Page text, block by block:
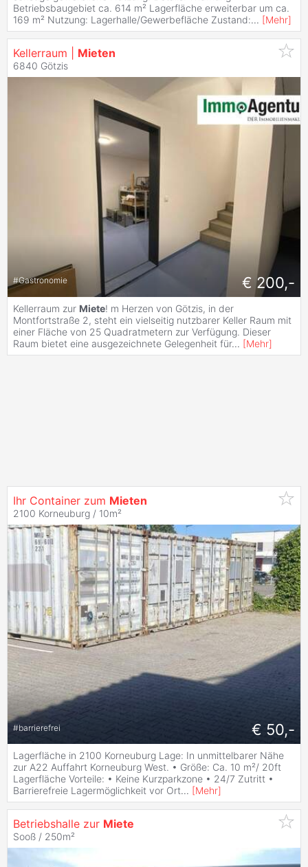
Betriebsbaugebiet ca. 614 m² Lagerfläche erweiterbar um ca.
169 m² Nutzung: Lagerhalle/Gewerbefläche Zustand:... [Mehr]
Kellerraum | Mieten
6840 Götzis
#Gastronomie € 200,-
Kellerraum zur Miete! m Herzen von Götzis, in der
Montfortstraße 2, steht ein vielseitig nutzbarer Keller Raum mit
einer Fläche von 25 Quadratmetern zur Verfügung. Dieser
Raum bietet eine ausgezeichnete Gelegenheit für... [Mehr]
Ihr Container zum Mieten
2100 Korneuburg / 10m²
#barrierefrei € 50,-
Lagerfläche in 2100 Korneuburg Lage: In unmittelbarer Nähe
zur A22 Auffahrt Korneuburg West. • Größe: Ca. 10 m²/ 20ft
Lagerfläche Vorteile: • Keine Kurzparkzone • 24/7 Zutritt •
Barrierefreie Lagermöglichkeit vor Ort... [Mehr]
Betriebshalle zur Miete
Sooß / 250m²